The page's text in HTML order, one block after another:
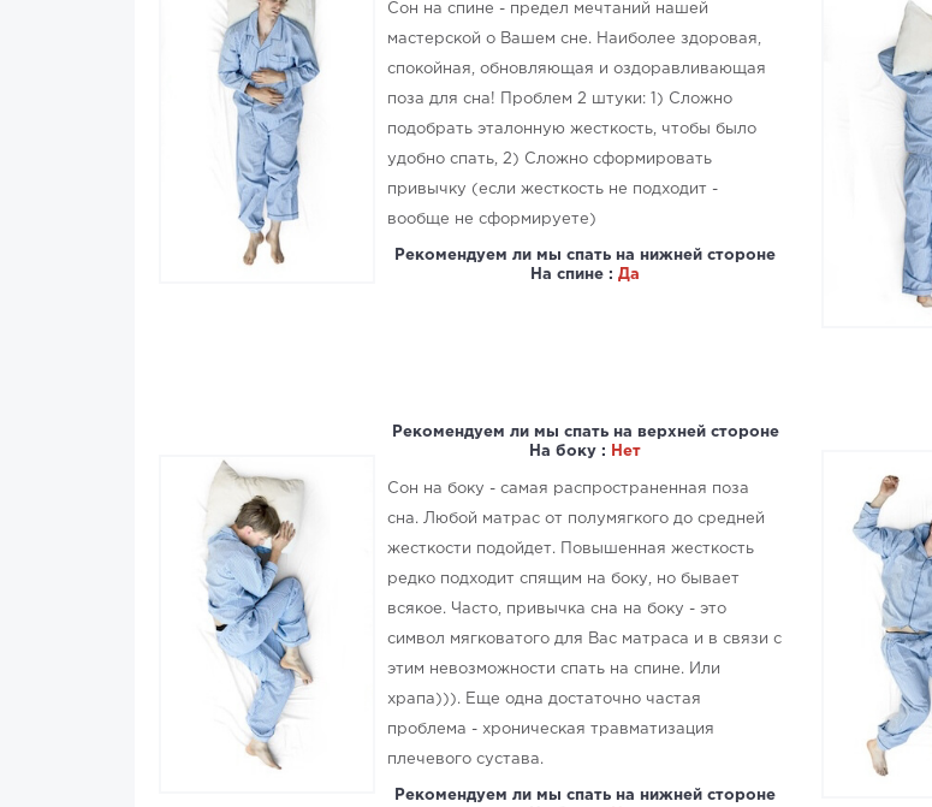
Сон на спине - предел мечтаний нашей
мастерской о Вашем сне. Наиболее здоровая,
спокойная, обновляющая и оздоравливающая
поза для сна! Проблем 2 штуки: 1) Сложно
подобрать эталонную жесткость, чтобы было
удобно спать, 2) Сложно сформировать
привычку (если жесткость не подходит -
вообще не сформируете)
Рекомендуем ли мы спать на нижней стороне
На спине :Да
Рекомендуем ли мы спать на верхней стороне
На боку :
Нет
Сон на боку - самая распространенная поза
сна. Любой матрас от полумягкого до средней
жесткости подойдет. Повышенная жесткость
редко подходит спящим на боку, но бывает
всякое. Часто, привычка сна на боку - это
символ мягковатого для Вас матраса и в связи с
этим невозможности спать на спине. Или
храпа))). Еще одна достаточно частая
проблема - хроническая травматизация
плечевого сустава.
Рекомендуем ли мы спать на нижней стороне